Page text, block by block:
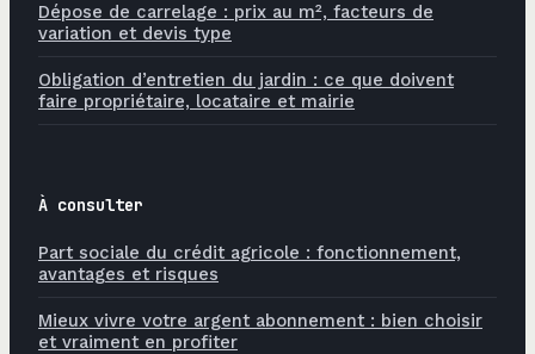
Dépose de carrelage : prix au m², facteurs de
variation et devis type
Obligation d’entretien du jardin : ce que doivent
faire propriétaire, locataire et mairie
À consulter
Part sociale du crédit agricole : fonctionnement,
avantages et risques
Mieux vivre votre argent abonnement : bien choisir
et vraiment en profiter